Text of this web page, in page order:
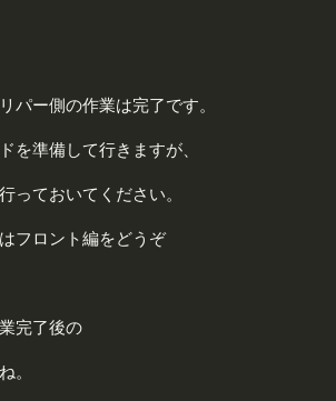
パー側の作業は完了です。
を準備して行きますが、
っておいてください。
フロント編をどうぞ
完了後の
。